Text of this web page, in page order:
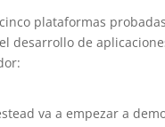
plataformas
desarrollo de
va a empezar a